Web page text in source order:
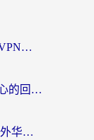
海外党必看：ChickCN和极速穿梭VPN好用吗？3招教你选对回国加速器无缝刷国内资源
斧牛和light哪个好？海外华人最关心的回国加速器选择难题，一篇讲透
在国外怎么用虎牙不卡顿？2026海外华人亲测有效的回国加速器选择指南